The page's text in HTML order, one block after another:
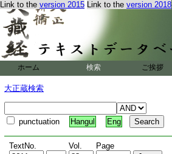
Link to the version 2015 Link to the version 2018
ホーム 検索 ご挨拶
大正蔵検索
punctuation Hangul Eng
TextNo. Vol. Page